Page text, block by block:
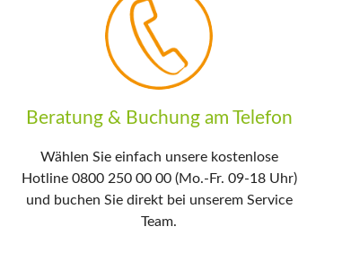
Beratung & Buchung am Telefon
Wählen Sie einfach unsere kostenlose
Hotline 0800 250 00 00 (Mo.-Fr. 09-18 Uhr)
und buchen Sie direkt bei unserem Service
Team.